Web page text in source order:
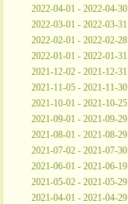
2022-04-01 - 2022-04-30
2022-03-01 - 2022-03-31
2022-02-01 - 2022-02-28
2022-01-01 - 2022-01-31
2021-12-02 - 2021-12-31
2021-11-05 - 2021-11-30
2021-10-01 - 2021-10-25
2021-09-01 - 2021-09-29
2021-08-01 - 2021-08-29
2021-07-02 - 2021-07-30
2021-06-01 - 2021-06-19
2021-05-02 - 2021-05-29
2021-04-01 - 2021-04-29